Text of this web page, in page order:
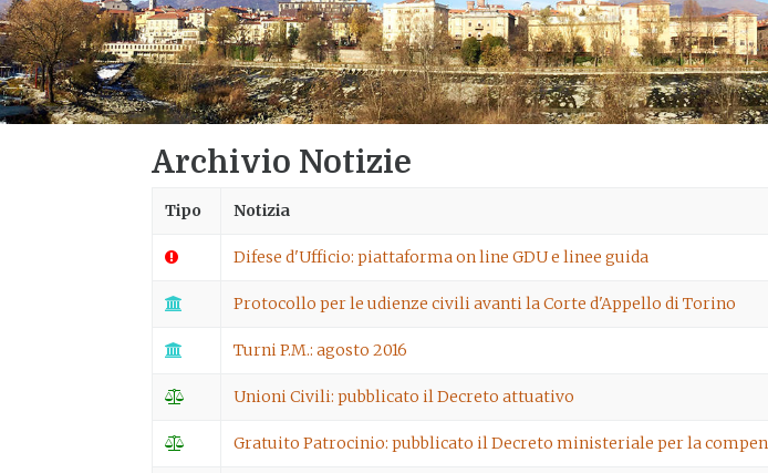
Archivio Notizie
Tipo Notizia
Difese d'Ufficio: piattaforma on line GDU e linee guida
Protocollo per le udienze civili avanti la Corte d'Appello di Torino
Turni P.M.: agosto 2016
Unioni Civili: pubblicato il Decreto attuativo
Gratuito Patrocinio: pubblicato il Decreto ministeriale per la